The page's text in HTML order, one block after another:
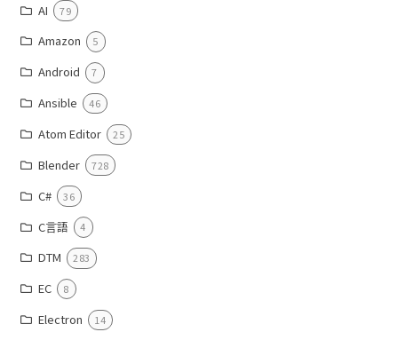
AI 79
Amazon 5
Android 7
Ansible 46
Atom Editor 25
Blender 728
C# 36
C言語 4
DTM 283
EC 8
Electron 14